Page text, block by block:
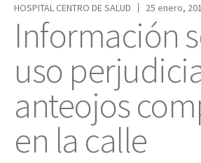
HOSPITAL CENTRO DE SALUD
25 enero,
Información
uso
anteojos
en la calle